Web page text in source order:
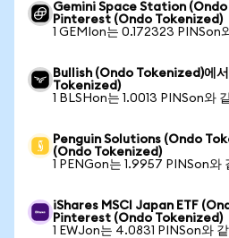
Gemini Space Station (Ondo
Pinterest (Ondo Tokenized)
1 GEMIon는 0.172323 PINSon
Bullish (Ondo Tokenized)에
Tokenized)
1 BLSHon는 1.0013 PINSon와
Penguin Solutions (Ondo
(Ondo Tokenized)
1 PENGon는 1.9957 PINSon와
iShares MSCI Japan ETF
Pinterest (Ondo Tokenized)
1 EWJon는 4.0831 PINSon와